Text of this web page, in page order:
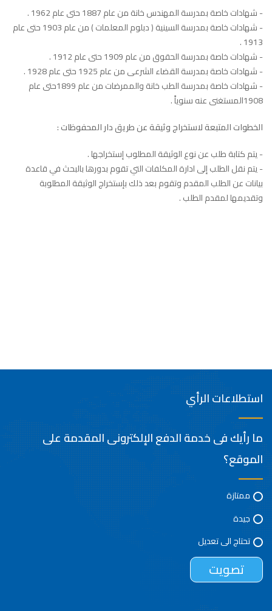
- شهادات خاصة بمدرسة المهندس خانة من عام 1887 حتى عام 1962 .
- شهادات خاصة بمدرسة السينية ( دبلوم المعلمات ) من عام 1903 حتى عام
1913 .
- شهادات خاصة بمدرسة الحقوق من عام 1909 حتى عام 1912 .
- شهادات خاصة بمدرسة القضاء الشرعى من عام 1925 حتى عام 1928 .
- شهادات خاصة بمدرسة الطب خانة والممرضات من عام 1899حتى عام
1908المستغنى عنه سنوياً .
الخطوات المتبعة لاستخراج وثيقة عن طريق دار المحفوظات :
- يتم كتابة طلب عن نوع الوثيقة المطلوب إستخراجها .
- يتم نقل الطلب إلى ادارة المكلفات التي تقوم بدورها بالبحث في قاعدة
بيانات عن الطلب المقدم وتقوم بعد ذلك بإستخراج الوثيقة المطلوبة
وتقديمها لمقدم الطلب .
استطلاعات الرأي
ما رأيك فى خدمة الدفع الإلكترونى المقدمة على
الموقع؟
ممتازة
جيدة
تحتاج الى تعديل